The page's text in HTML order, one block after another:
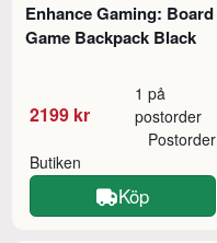
Enhance Gaming: Board
Game Backpack Black
2199 kr
1 på
postorder
Butiken
Postorder
Köp